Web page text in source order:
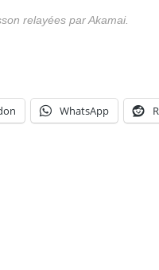
relayées par Akamai.
WhatsApp